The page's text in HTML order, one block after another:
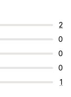
2
0
0
0
1